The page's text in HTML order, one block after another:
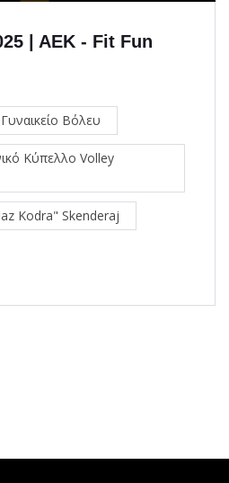
| ΑΕΚ - Fit Fun
Βόλευ
Κύπελλο Volley
Kodra" Skenderaj